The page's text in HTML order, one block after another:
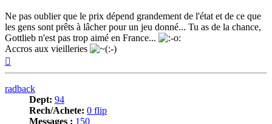
Ne pas oublier que le prix dépend grandement de l'état et de ce que
les gens sont prêts à lâcher pour un jeu donné... Tu as de la chance,
Gottlieb n'est pas trop aimé en France...
Accros aux vieilleries
radback
Dept: 94
Rech/Achete: 0 flip
Messages : 150